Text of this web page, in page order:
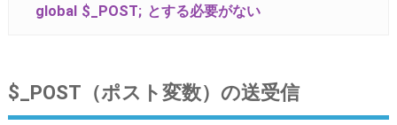
global $_POST; とする必要がない
$_POST（ポスト変数）の送受信